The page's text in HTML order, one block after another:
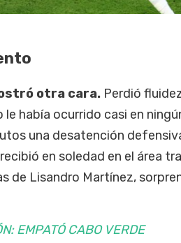
otra cara.Perdió
había ocurrido casi en
una desatención
en soledad en el área
de Lisandro Martínez,
EMPATÓ CABO VERDE